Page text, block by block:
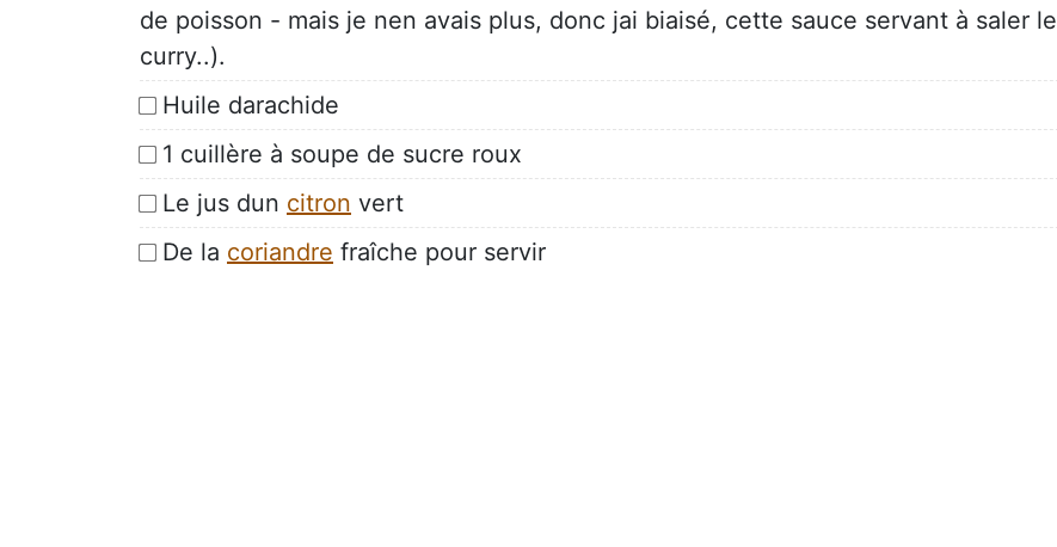
de poisson - mais je nen avais plus, donc jai biaisé, cette sauce servant à saler le
curry..).
Huile darachide
1 cuillère à soupe de sucre roux
Le jus dun citron vert
De la coriandre fraîche pour servir